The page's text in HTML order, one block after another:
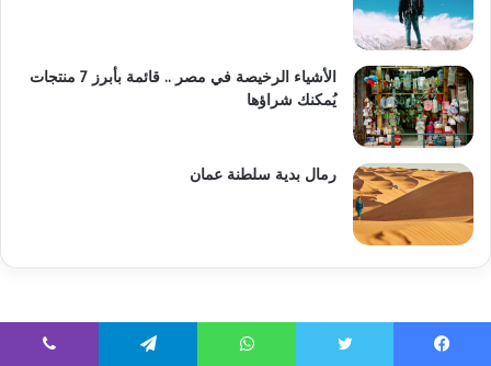
الأشياء الرخيصة في مصر .. قائمة بأبرز 7 منتجات
يُمكنك شراؤها
رمال بدية سلطنة عمان